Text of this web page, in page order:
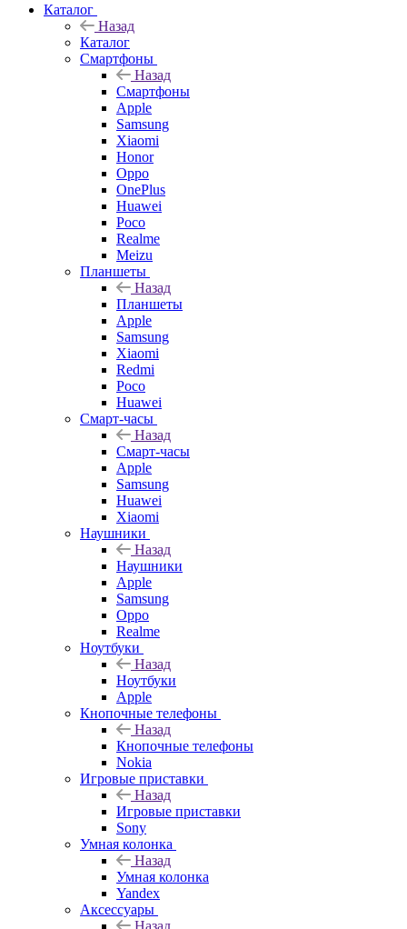
Каталог
Назад
Каталог
Смартфоны
Назад
Смартфоны
Apple
Samsung
Xiaomi
Honor
Oppo
OnePlus
Huawei
Poco
Realme
Meizu
Планшеты
Назад
Планшеты
Apple
Samsung
Xiaomi
Redmi
Poco
Huawei
Смарт-часы
Назад
Смарт-часы
Apple
Samsung
Huawei
Xiaomi
Наушники
Назад
Наушники
Apple
Samsung
Oppo
Realme
Ноутбуки
Назад
Ноутбуки
Apple
Кнопочные телефоны
Назад
Кнопочные телефоны
Nokia
Игровые приставки
Назад
Игровые приставки
Sony
Умная колонка
Назад
Умная колонка
Yandex
Аксессуары
Назад